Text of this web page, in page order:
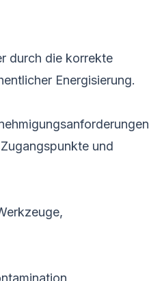
durch die korrekte
Energisierung.
und